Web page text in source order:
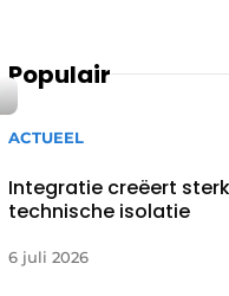
Populair
ACTUEEL
Integratie creëert
technische isolatie
6 juli 2026